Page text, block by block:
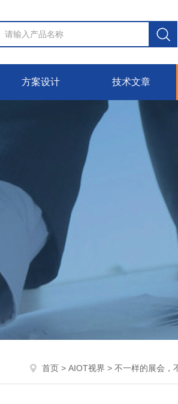
方案设计 技术文章
首页 > AIOT视界 > 不一样的展会，